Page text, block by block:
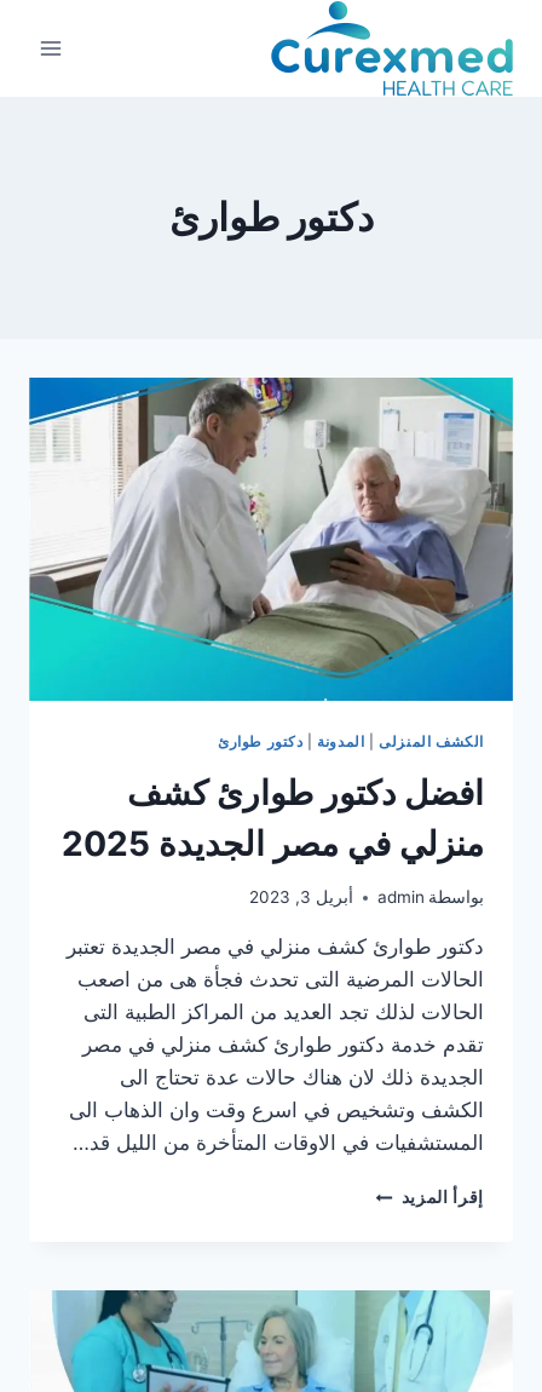
المحتوى
دكتور طوارئ
الكشف المنزلى| المدونة دكتور طوارئ
افضل دكتور طوارئ كشف
منزلي في مصر الجديدة 2025
بواسطة admin أبريل 3, 2023
دكتور طوارئ كشف منزلي في مصر الجديدة تعتبر
الحالات المرضية التى تحدث فجأة هى من اصعب
الحالات لذلك تجد العديد من المراكز الطبية التى
تقدم خدمة دكتور طوارئ كشف منزلي في مصر
الجديدة ذلك لان هناك حالات عدة تحتاج الى
الكشف وتشخيص في اسرع وقت وان الذهاب الى
المستشفيات في الاوقات المتأخرة من الليل قد…
إقرأ المزيد افضل
منزلي
في
مصر